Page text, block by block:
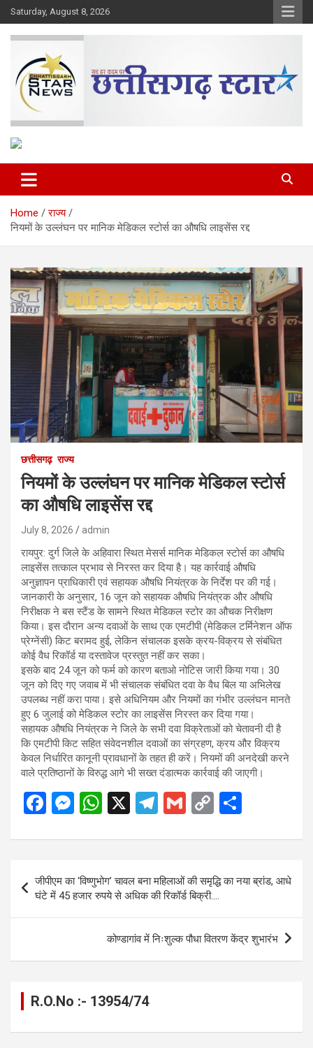
Skip
to
content
Saturday, August 8, 2026
Chhattisgarh Star
Home
राज्य
नियमों के उल्लंघन पर मानिक मेडिकल स्टोर्स का औषधि लाइसेंस रद्द
छत्तीसगढ़ राज्य
नियमों के उल्लंघन पर मानिक मेडिकल स्टोर्स
का औषधि लाइसेंस रद्द
July 8, 2026 admin
रायपुर: दुर्ग जिले के अहिवारा स्थित मेसर्स मानिक मेडिकल स्टोर्स का औषधि
लाइसेंस तत्काल प्रभाव से निरस्त कर दिया है। यह कार्रवाई औषधि
अनुज्ञापन प्राधिकारी एवं सहायक औषधि नियंत्रक के निर्देश पर की गई।
जानकारी के अनुसार, 16 जून को सहायक औषधि नियंत्रक और औषधि
निरीक्षक ने बस स्टैंड के सामने स्थित मेडिकल स्टोर का औचक निरीक्षण
किया। इस दौरान अन्य दवाओं के साथ एक एमटीपी (मेडिकल टर्मिनेशन ऑफ
प्रेग्नेंसी) किट बरामद हुई, लेकिन संचालक इसके क्रय-विक्रय से संबंधित
कोई वैध रिकॉर्ड या दस्तावेज प्रस्तुत नहीं कर सका।
इसके बाद 24 जून को फर्म को कारण बताओ नोटिस जारी किया गया। 30
जून को दिए गए जवाब में भी संचालक संबंधित दवा के वैध बिल या अभिलेख
उपलब्ध नहीं करा पाया। इसे अधिनियम और नियमों का गंभीर उल्लंघन मानते
हुए 6 जुलाई को मेडिकल स्टोर का लाइसेंस निरस्त कर दिया गया।
सहायक औषधि नियंत्रक ने जिले के सभी दवा विक्रेताओं को चेतावनी दी है
कि एमटीपी किट सहित संवेदनशील दवाओं का संग्रहण, क्रय और विक्रय
केवल निर्धारित कानूनी प्रावधानों के तहत ही करें। नियमों की अनदेखी करने
वाले प्रतिष्ठानों के विरुद्ध आगे भी सख्त दंडात्मक कार्रवाई की जाएगी।
F
ce
b
o
o
M
se
n
g
er
W
at
s
A
p
p
X
T
e
gr
a
m
G
ail
C
py
Li
n
k
ar
Post
navigation
जीपीएम का ‘विष्णुभोग’ चावल बना महिलाओं की समृद्धि का नया ब्रांड, आधे
घंटे में 45 हजार रुपये से अधिक की रिकॉर्ड बिक्री….
कोण्डागांव में निःशुल्क पौधा वितरण केंद्र शुभारंभ
R.O.No :- 13954/74